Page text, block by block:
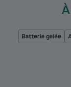
Batterie gelée